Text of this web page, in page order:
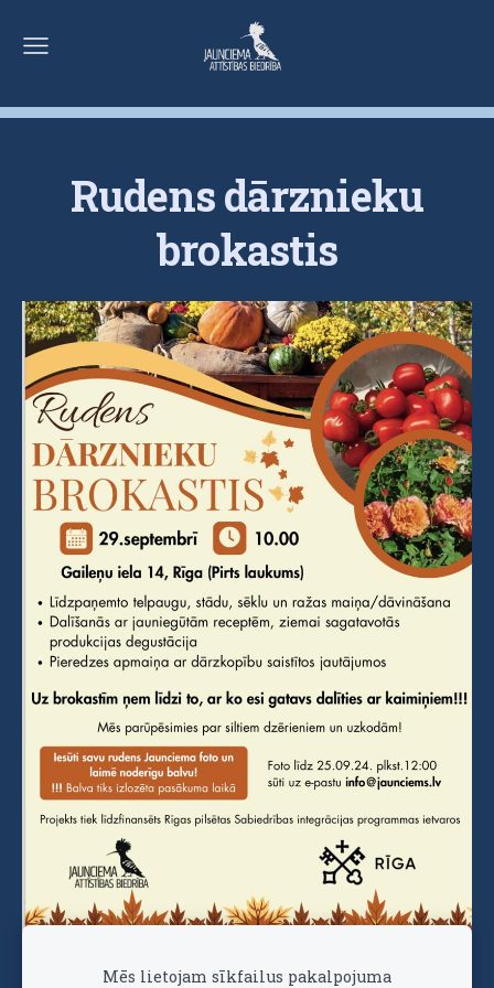
Rudens dārznieku
brokastis
Mēs lietojam sīkfailus pakalpojuma